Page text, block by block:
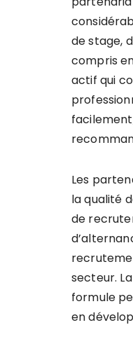
de stage,
compris
actif qui
Les
la qualité
de
secteur.
formule
en